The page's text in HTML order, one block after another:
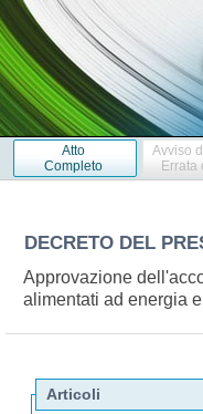
Atto
Completo
Avviso
Errata
DECRETO DEL
Approvazione
alimentati ad energia